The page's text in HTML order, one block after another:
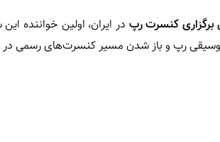
برگزاری کنسرت رپ در ایران، اولین خواننده
رپ و باز شدن مسیر کنسرت‌های رسمی